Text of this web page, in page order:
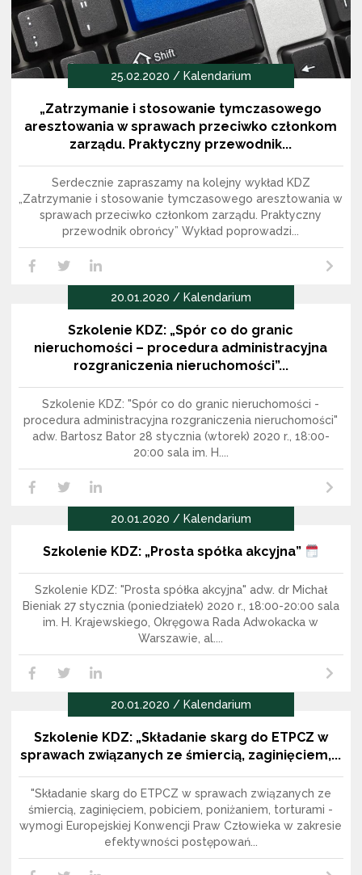
25.02.2020 / Kalendarium
„Zatrzymanie i stosowanie tymczasowego
aresztowania w sprawach przeciwko członkom
zarządu. Praktyczny przewodnik...
Serdecznie zapraszamy na kolejny wykład KDZ
„Zatrzymanie i stosowanie tymczasowego aresztowania w
sprawach przeciwko członkom zarządu. Praktyczny
przewodnik obrońcy” Wykład poprowadzi...
LikedIn
20.01.2020 / Kalendarium
Szkolenie KDZ: „Spór co do granic
nieruchomości – procedura administracyjna
rozgraniczenia nieruchomości”...
Szkolenie KDZ: "Spór co do granic nieruchomości -
procedura administracyjna rozgraniczenia nieruchomości"
adw. Bartosz Bator 28 stycznia (wtorek) 2020 r., 18:00-
20:00 sala im. H....
LikedIn
20.01.2020 / Kalendarium
Szkolenie KDZ: „Prosta spółka akcyjna”
Szkolenie KDZ: "Prosta spółka akcyjna" adw. dr Michał
Bieniak 27 stycznia (poniedziałek) 2020 r., 18:00-20:00 sala
im. H. Krajewskiego, Okręgowa Rada Adwokacka w
Warszawie, al....
LikedIn
20.01.2020 / Kalendarium
Szkolenie KDZ: „Składanie skarg do ETPCZ w
sprawach związanych ze śmiercią, zaginięciem,...
"Składanie skarg do ETPCZ w sprawach związanych ze
śmiercią, zaginięciem, pobiciem, poniżaniem, torturami -
wymogi Europejskiej Konwencji Praw Człowieka w zakresie
efektywności postępowań...